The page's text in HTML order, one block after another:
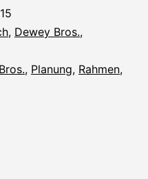
, Dewey Bros.,
, Planung, Rahmen,